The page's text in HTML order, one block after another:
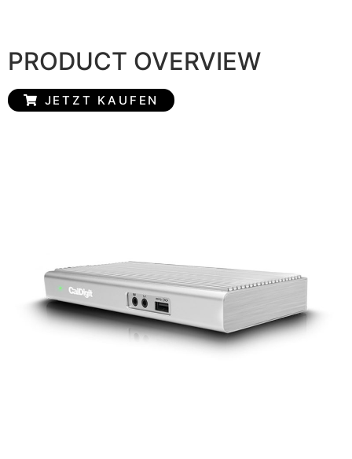
PRODUCT OVERVIEW
JETZT KAUFEN